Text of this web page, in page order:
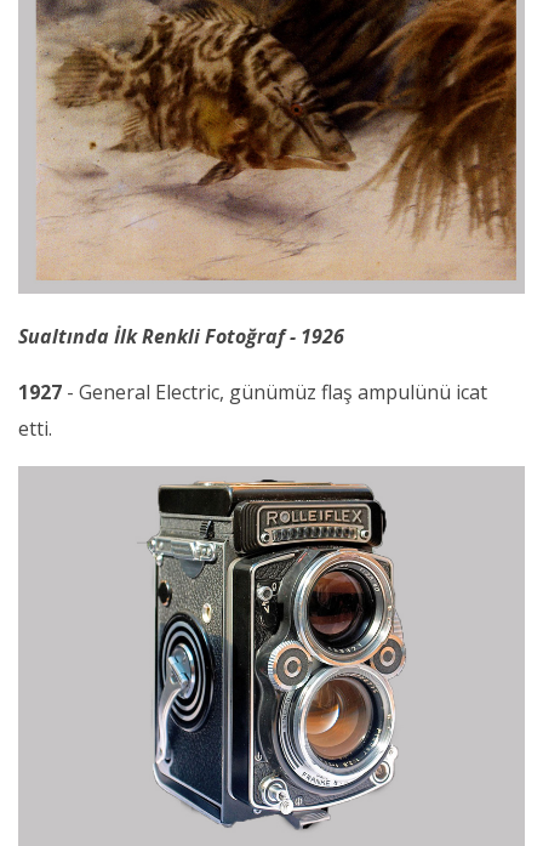
Sualtında İlk Renkli Fotoğraf - 1926
1927 - General Electric, günümüz flaş ampulünü icat
etti.